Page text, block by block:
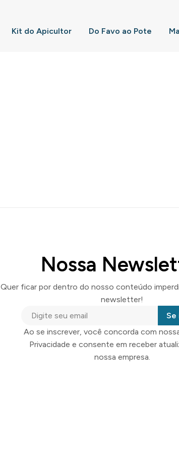
Kit do Apicultor Do Favo ao Pote
Nossa
Quer ficar por dentro do nosso conteúdo
newsletter!
Se
Ao se inscrever, você concorda com
Privacidade e consente em receber
nossa empresa.